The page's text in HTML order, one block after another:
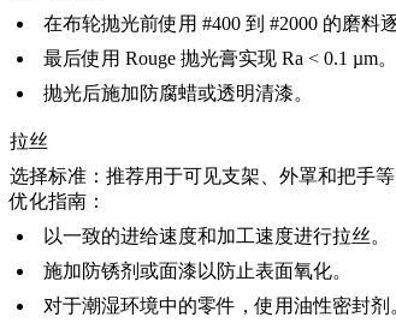
在布轮抛光前使用 #400 到 #2000 的磨料
最后使用 Rouge 抛光膏实现 Ra < 0.1 µm。
抛光后施加防腐蜡或透明清漆。
拉丝
选择标准： 推荐用于可见支架、外罩和把手
优化指南：
以一致的进给速度和加工速度进行拉丝。
施加防锈剂或面漆以防止表面氧化。
对于潮湿环境中的零件，使用油性密封剂